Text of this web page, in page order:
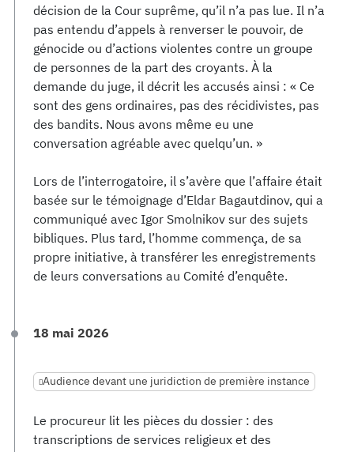
décision de la Cour suprême, qu’il n’a pas lue. Il n’a
pas entendu d’appels à renverser le pouvoir, de
génocide ou d’actions violentes contre un groupe
de personnes de la part des croyants. À la
demande du juge, il décrit les accusés ainsi : « Ce
sont des gens ordinaires, pas des récidivistes, pas
des bandits. Nous avons même eu une
conversation agréable avec quelqu’un. »
Lors de l’interrogatoire, il s’avère que l’affaire était
basée sur le témoignage d’Eldar Bagautdinov, qui a
communiqué avec Igor Smolnikov sur des sujets
bibliques. Plus tard, l’homme commença, de sa
propre initiative, à transférer les enregistrements
de leurs conversations au Comité d’enquête.
18 mai 2026
Audience devant une juridiction de première instance
Le procureur lit les pièces du dossier : des
transcriptions de services religieux et des